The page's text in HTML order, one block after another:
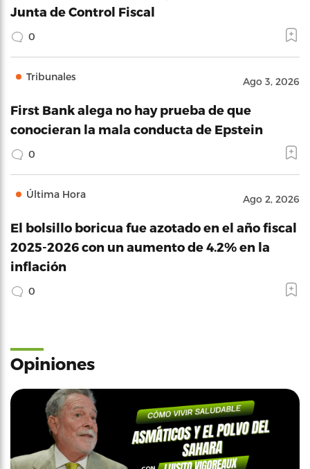
Junta de Control Fiscal
0
Tribunales Ago 3, 2026
First Bank alega no hay prueba de que
conocieran la mala conducta de Epstein
0
Última Hora Ago 2, 2026
El bolsillo boricua fue azotado en el año fiscal
2025-2026 con un aumento de 4.2% en la
inflación
0
Opiniones